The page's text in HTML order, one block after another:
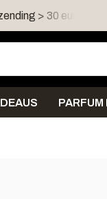
> 30 euro in NL
PARFUM